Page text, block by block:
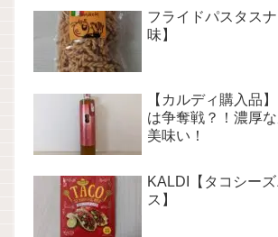
フライドパスタス
味】
【カルディ購入品
は争奪戦？！濃厚
美味い！
KALDI【タコシー
ス】